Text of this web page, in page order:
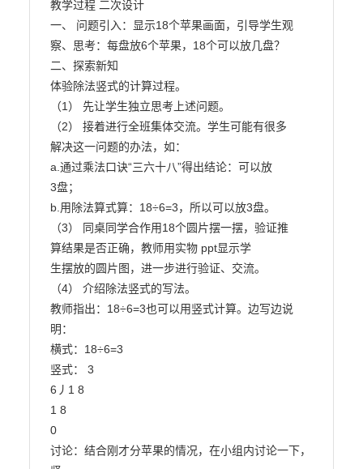
教学过程 二次设计
一、 问题引入：显示18个苹果画面，引导学生观
察、思考：每盘放6个苹果，18个可以放几盘？
二、探索新知
体验除法竖式的计算过程。
（1） 先让学生独立思考上述问题。
（2） 接着进行全班集体交流。学生可能有很多
解决这一问题的办法，如：
a.通过乘法口诀“三六十八”得出结论：可以放
3盘；
b.用除法算式算：18÷6=3，所以可以放3盘。
（3） 同桌同学合作用18个圆片摆一摆，验证推
算结果是否正确，教师用实物 ppt显示学
生摆放的圆片图，进一步进行验证、交流。
（4） 介绍除法竖式的写法。
教师指出：18÷6=3也可以用竖式计算。边写边说
明：
横式：18÷6=3
竖式： 3
6丿1 8
1 8
0
讨论：结合刚才分苹果的情况，在小组内讨论一下，